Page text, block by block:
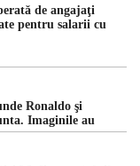
de angajaţi
pentru salarii cu
Ronaldo şi
Imaginile au